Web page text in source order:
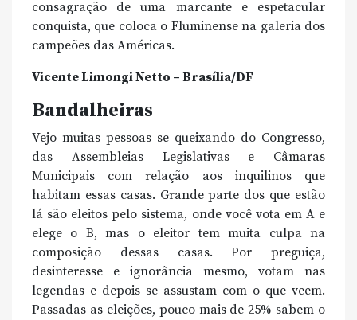
consagração de uma marcante e espetacular
conquista, que coloca o Fluminense na galeria dos
campeões das Américas.
Vicente Limongi Netto – Brasília/DF
Bandalheiras
Vejo muitas pessoas se queixando do Congresso,
das Assembleias Legislativas e Câmaras
Municipais com relação aos inquilinos que
habitam essas casas. Grande parte dos que estão
lá são eleitos pelo sistema, onde você vota em A e
elege o B, mas o eleitor tem muita culpa na
composição dessas casas. Por preguiça,
desinteresse e ignorância mesmo, votam nas
legendas e depois se assustam com o que veem.
Passadas as eleições, pouco mais de 25% sabem o